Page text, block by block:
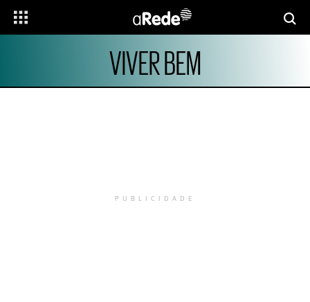
VIVER BEM
PUBLICIDADE